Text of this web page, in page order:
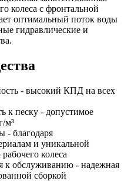
колеса с фронтальной
оптимальный поток воды
гидравлические и
- высокий КПД на всех
к песку - допустимое
м³
- благодаря
и уникальной
колеса
к обслуживанию - надежная
сборкой